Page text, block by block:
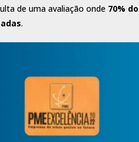
de uma avaliação onde 70% do
.